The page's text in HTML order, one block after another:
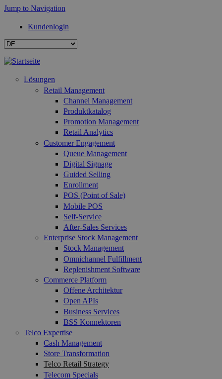
Jump to Navigation
Kundenlogin
Lösungen
Retail Management
Channel Management
Produktkatalog
Promotion Management
Retail Analytics
Customer Engagement
Queue Management
Digital Signage
Guided Selling
Enrollment
POS (Point of Sale)
Mobile POS
Self-Service
After-Sales Services
Enterprise Stock Management
Stock Management
Omnichannel Fulfillment
Replenishment Software
Commerce Platform
Offene Architektur
Open APIs
Business Services
BSS Konnektoren
Telco Expertise
Cash Management
Store Transformation
Telco Retail Strategy
Telecom Specials